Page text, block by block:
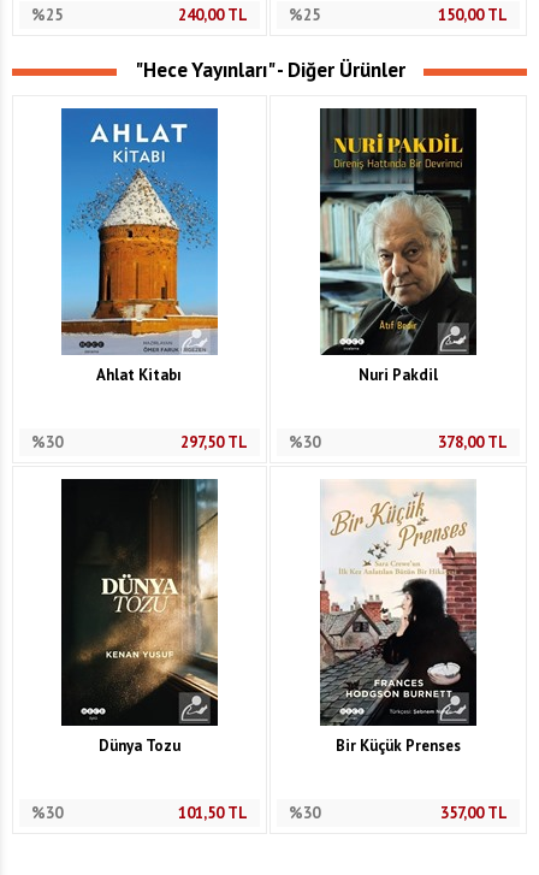
%25 240,00TL %25 150,00TL
"Hece Yayınları" - Diğer Ürünler
Ahlat Kitabı
%30 297,50TL
Nuri Pakdil
%30 378,00TL
Dünya Tozu
%30 101,50TL
Bir Küçük Prenses
%30 357,00TL